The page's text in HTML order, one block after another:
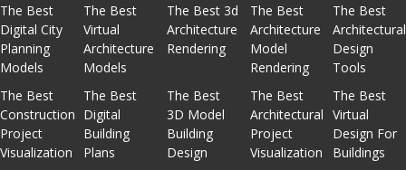
The Best
Digital City
Planning
Models
The Best
Virtual
Architecture
Models
The Best 3d
Architecture
Rendering
The Best
Architecture
Model
Rendering
The Best
Architectural
Design
Tools
The Best
Construction
Project
Visualization
The Best
Digital
Building
Plans
The Best
3D Model
Building
Design
The Best
Architectural
Project
Visualization
The Best
Virtual
Design For
Buildings